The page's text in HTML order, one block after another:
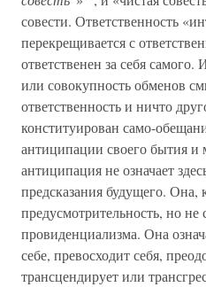
совести. Ответственность
перекрещивается с
ответственен за себя
или совокупность обменов
ответственность и ничто
конституирован само-
антиципации своего бытия
антиципация не означает
предсказания будущего. Она,
предусмотрительность, но не
провиденциализма. Она
себе, превосходит себя,
трансцендирует или